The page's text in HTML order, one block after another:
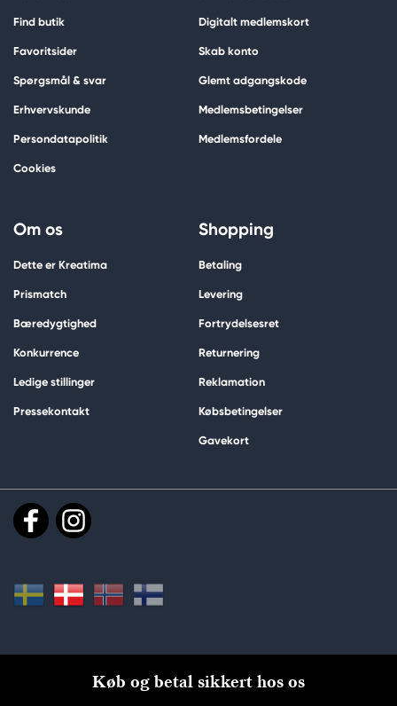
Find butik
Favoritsider
Spørgsmål & svar
Erhvervskunde
Persondatapolitik
Cookies
Digitalt medlemskort
Skab konto
Glemt adgangskode
Medlemsbetingelser
Medlemsfordele
Om os
Dette er Kreatima
Prismatch
Bæredygtighed
Konkurrence
Ledige stillinger
Pressekontakt
Shopping
Betaling
Levering
Fortrydelsesret
Returnering
Reklamation
Købsbetingelser
Gavekort
Køb og betal sikkert hos os